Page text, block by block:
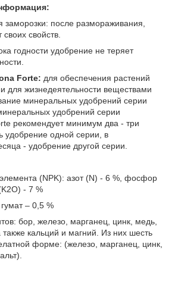
заморозки: после размораживания,
свойств.
годности удобрение не теряет
Forte: для обеспечения растений
для жизнедеятельности веществами
минеральных удобрений серии
удобрений серии
рекомендует минимум два - три
удобрение одной серии, в
- удобрение другой серии.
(NPK): азот (N) - 6 %, фосфор
- 7 %
– 0,5 %
бор, железо, марганец, цинк, медь,
также кальций и магний. Из них шесть
форме: (железо, марганец, цинк,